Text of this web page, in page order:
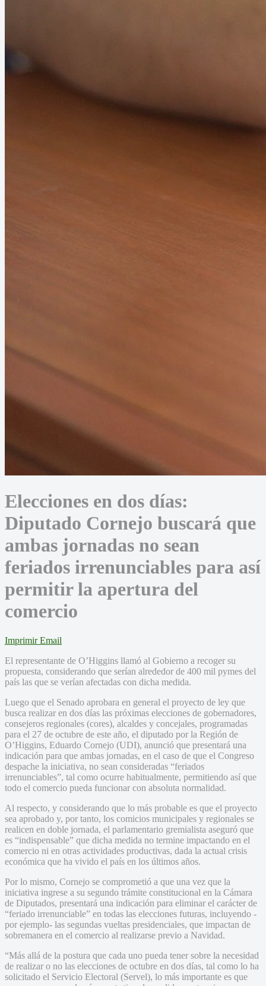
Elecciones en dos días:
Diputado Cornejo buscará que
ambas jornadas no sean
feriados irrenunciables para así
permitir la apertura del
comercio
Imprimir Email
El representante de O’Higgins llamó al Gobierno a recoger su
propuesta, considerando que serían alrededor de 400 mil pymes del
país las que se verían afectadas con dicha medida.
Luego que el Senado aprobara en general el proyecto de ley que
busca realizar en dos días las próximas elecciones de gobernadores,
consejeros regionales (cores), alcaldes y concejales, programadas
para el 27 de octubre de este año, el diputado por la Región de
O’Higgins, Eduardo Cornejo (UDI), anunció que presentará una
indicación para que ambas jornadas, en el caso de que el Congreso
despache la iniciativa, no sean consideradas “feriados
irrenunciables”, tal como ocurre habitualmente, permitiendo así que
todo el comercio pueda funcionar con absoluta normalidad.
Al respecto, y considerando que lo más probable es que el proyecto
sea aprobado y, por tanto, los comicios municipales y regionales se
realicen en doble jornada, el parlamentario gremialista aseguró que
es “indispensable” que dicha medida no termine impactando en el
comercio ni en otras actividades productivas, dada la actual crisis
económica que ha vivido el país en los últimos años.
Por lo mismo, Cornejo se comprometió a que una vez que la
iniciativa ingrese a su segundo trámite constitucional en la Cámara
de Diputados, presentará una indicación para eliminar el carácter de
“feriado irrenunciable” en todas las elecciones futuras, incluyendo -
por ejemplo- las segundas vueltas presidenciales, que impactan de
sobremanera en el comercio al realizarse previo a Navidad.
“Más allá de la postura que cada uno pueda tener sobre la necesidad
de realizar o no las elecciones de octubre en dos días, tal como lo ha
solicitado el Servicio Electoral (Servel), lo más importante es que